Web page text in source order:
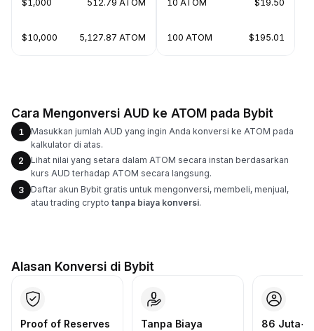
$1,000 512.79 ATOM
$10,000 5,127.87 ATOM
10 ATOM $19.50
100 ATOM $195.01
Cara Mengonversi AUD ke ATOM pada Bybit
1
Masukkan jumlah AUD yang ingin Anda konversi ke ATOM pada
kalkulator di atas.
2
Lihat nilai yang setara dalam ATOM secara instan berdasarkan
kurs AUD terhadap ATOM secara langsung.
3
Daftar akun Bybit gratis untuk mengonversi, membeli, menjual,
atau trading crypto tanpa biaya konversi.
Alasan Konversi di Bybit
Proof of Reserves
Tanpa Biaya
86 Juta+